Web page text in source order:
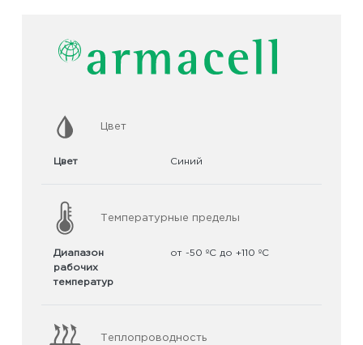
Цвет
Цвет Синий
Температурные пределы
Диапазон
рабочих
температур
от -50 ºС до +110 ºС
Теплопроводность